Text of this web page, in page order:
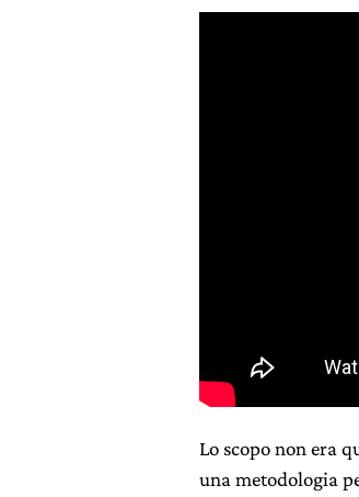
Lo scopo non era
una metodologia